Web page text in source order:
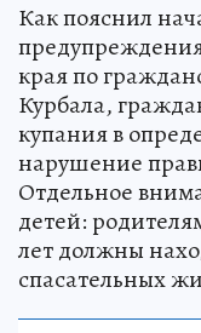
Как пояснил
края по
Курбала,
купания в
нарушение
Отдельное
детей:
лет должны
спасательных